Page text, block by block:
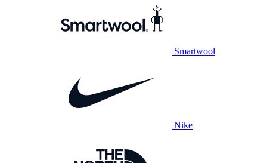
Smartwool
Nike